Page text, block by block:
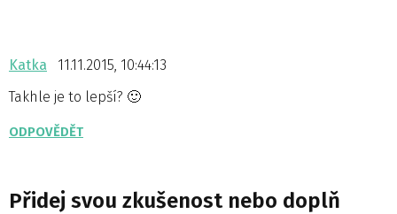
Katka
11.11.2015, 10:44:13
Takhle je to lepší? 🙂
ODPOVĚDĚT
Přidej svou zkušenost nebo doplň